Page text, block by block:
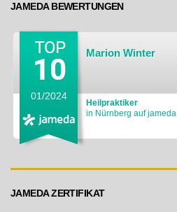
JAMEDA BEWERTUNGEN
Marion Winter
Heilpraktiker
in Nürnberg auf jameda
01/2024
JAMEDA ZERTIFIKAT